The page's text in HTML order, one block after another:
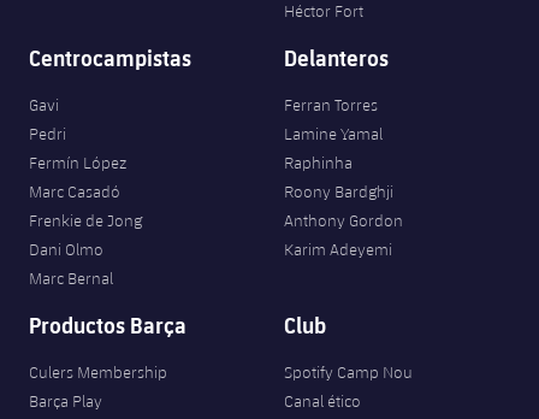
Héctor Fort
Centrocampistas
Gavi
Pedri
Fermín López
Marc Casadó
Frenkie de Jong
Dani Olmo
Marc Bernal
Delanteros
Ferran Torres
Lamine Yamal
Raphinha
Roony Bardghji
Anthony Gordon
Karim Adeyemi
Productos Barça
Culers Membership
Barça Play
Club
Spotify Camp Nou
Canal ético